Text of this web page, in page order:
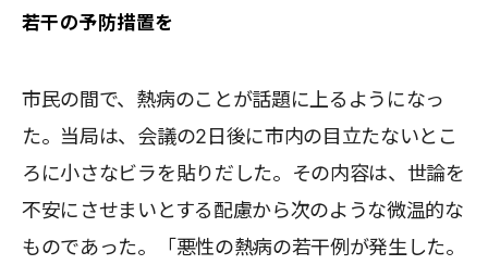
若干の予防措置を
市民の間で、熱病のことが話題に上るようになっ
た。当局は、会議の2日後に市内の目立たないとこ
ろに小さなビラを貼りだした。その内容は、世論を
不安にさせまいとする配慮から次のような微温的な
ものであった。「悪性の熱病の若干例が発生した。